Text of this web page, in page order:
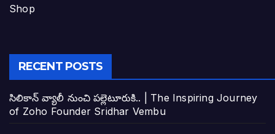
Shop
RECENT POSTS
సిలికాన్ వ్యాలీ నుంచి పల్లెటూరుకి.. | The Inspiring Journey
of Zoho Founder Sridhar Vembu